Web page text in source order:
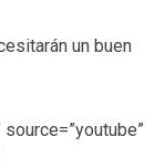
un buen